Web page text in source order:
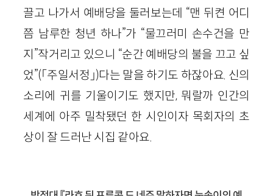
끌고 나가서 예배당을 둘러보는데 “맨 뒤켠 어디
쯤 남루한 청년 하나”가 “물끄러미 손수건을 만
지”작거리고 있으니 “순간 예배당의 불을 끄고 싶
었”(「주일서정」)다는 말을 하기도 하잖아요. 신의
소리에 귀를 기울이기도 했지만, 뭐랄까 인간의
세계에 아주 밀착됐던 한 시인이자 목회자의 초
상이 잘 드러난 시집 같아요.